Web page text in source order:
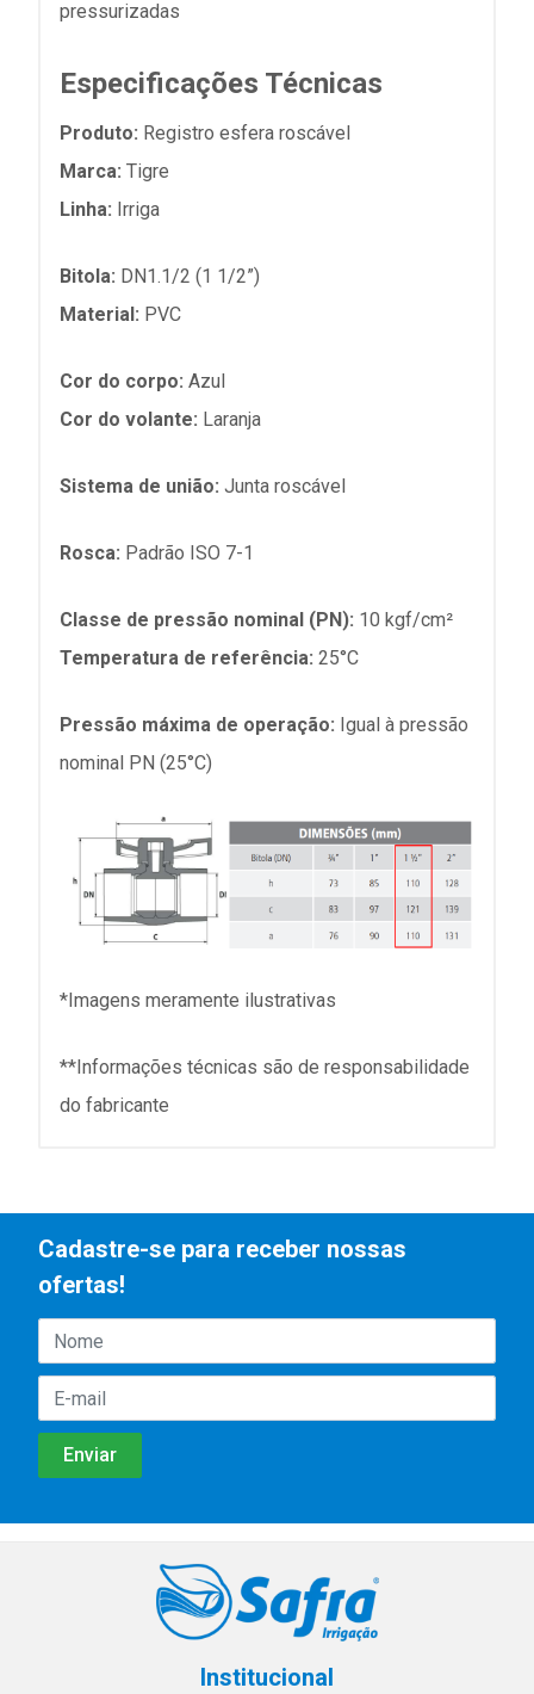
pressurizadas
Especificações Técnicas
Produto: Registro esfera roscável
Marca: Tigre
Linha: Irriga
Bitola: DN1.1/2 (1 1/2”)
Material: PVC
Cor do corpo: Azul
Cor do volante: Laranja
Sistema de união: Junta roscável
Rosca: Padrão ISO 7-1
Classe de pressão nominal (PN): 10 kgf/cm²
Temperatura de referência: 25°C
Pressão máxima de operação: Igual à pressão
nominal PN (25°C)
*Imagens meramente ilustrativas
**Informações técnicas são de responsabilidade
do fabricante
Cadastre-se para receber nossas
ofertas!
Institucional